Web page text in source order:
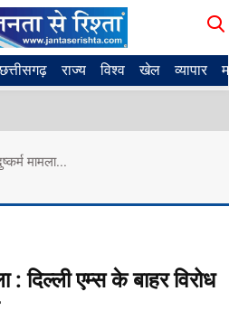
छत्तीसगढ़ राज्य विश्व खेल व्यापार
मामला...
: दिल्ली एम्स के बाहर विरोध